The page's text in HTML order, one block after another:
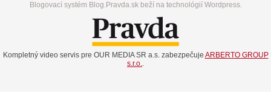
Blogovací systém Blog.Pravda.sk beží na technológií Wordpress.
Kompletný video servis pre OUR MEDIA SR a.s. zabezpečuje ARBERTO GROUP
s.r.o..